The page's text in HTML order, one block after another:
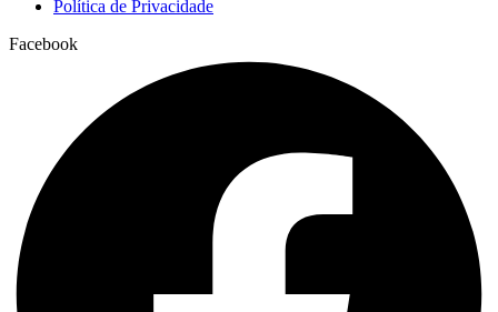
Política de Privacidade
Facebook